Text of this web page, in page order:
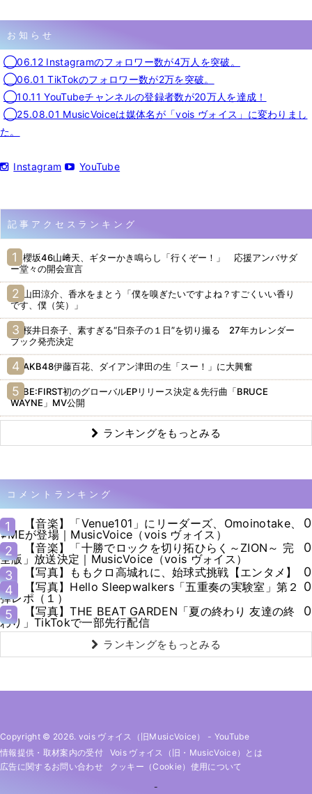
お知らせ
◯06.12 Instagramのフォロワー数が4万人を突破。
◯06.01 TikTokのフォロワー数が2万を突破。
◯10.11 YouTubeチャンネルの登録者数が20万人を達成！
◯25.08.01 MusicVoiceは媒体名が「vois ヴォイス」に変わりまし
た。
Instagram YouTube
記事アクセスランキング
櫻坂46山﨑天、ギターかき鳴らし「行くぞー！」 応援アンバサダ
ー堂々の開会宣言
山田涼介、香水をまとう「僕を嗅ぎたいですよね？すごくいい香り
です、僕（笑）」
桜井日奈子、素すぎる“日奈子の１日”を切り撮る 27年カレンダー
ブック発売決定
AKB48伊藤百花、ダイアン津田の生「スー！」に大興奮
BE:FIRST初のグローバルEPリリース決定＆先行曲「BRUCE
WAYNE」MV公開
ランキングをもっとみる
コメントランキング
1
【音楽】「Venue101」にリーダーズ、Omoinotake、
≠MEが登場｜MusicVoice（vois ヴォイス）
0
2
【音楽】「十勝でロックを切り拓ひらく～ZION～ 完
全版」放送決定｜MusicVoice（vois ヴォイス）
0
3
【写真】ももクロ高城れに、始球式挑戦【エンタメ】
0
4
【写真】Hello Sleepwalkers「五重奏の実験室」第２
弾レポ（１）
0
5
【写真】THE BEAT GARDEN「夏の終わり 友達の終
わり」TikTokで一部先行配信
0
ランキングをもっとみる
Copyright © 2026. vois ヴォイス（旧MusicVoice） - YouTube
情報提供・取材案内の受付
Vois ヴォイス（旧・MusicVoice）とは
広告に関するお問い合わせ
クッキー（cookie）使用について
-